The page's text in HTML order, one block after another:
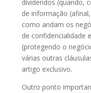
dividendos (quando,
de informação
como andam os
de confidencialidade
(protegendo o
várias outras
artigo exclusivo.
Outro ponto